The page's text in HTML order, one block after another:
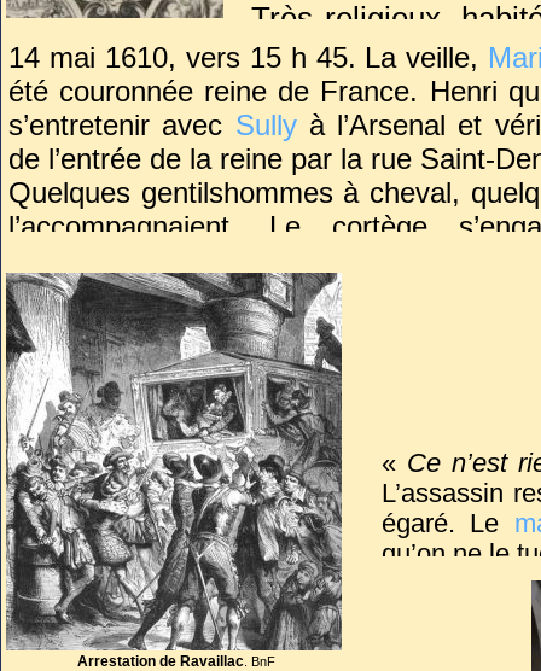
« Ce n’est
L’assassin
égaré. Le
qu’on ne le
Arrestation de Ravaillac . BnF
14 mai 1610, vers 15 h 45. La veille,
été couronnée reine de France. Henri
s’entretenir avec Sullyà l’Arsenal et
de l’entrée de la reine par la rue Saint-
Quelques gentilshommes à cheval,
l’accompagnaient. Le cortège
aux portières. Une charrette de foin,
de vin immobilisèrent le carrosse royal.
à la barbe roux foncé posa un pied sur
roue arrière droite et frappa le roi par
Très religieux,
lui demandant de
huguenots.
qui avait décidé
trouvait aussi son
Pour Ravaillac,
et Dieu. Ne